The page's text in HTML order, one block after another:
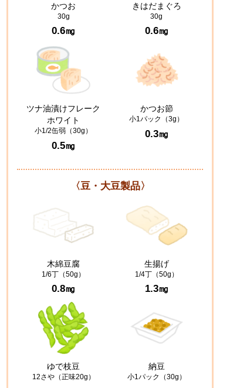
かつお
30g
0.6㎎
きはだまぐろ
30g
0.6㎎
ツナ油漬けフレーク
ホワイト
小1/2缶弱（30g）
0.5㎎
かつお節
小1パック（3g）
0.3㎎
〈豆・大豆製品〉
木綿豆腐
1/6丁（50g）
0.8㎎
生揚げ
1/4丁（50g）
1.3㎎
ゆで枝豆
12さや（正味20g）
納豆
小1パック（30g）